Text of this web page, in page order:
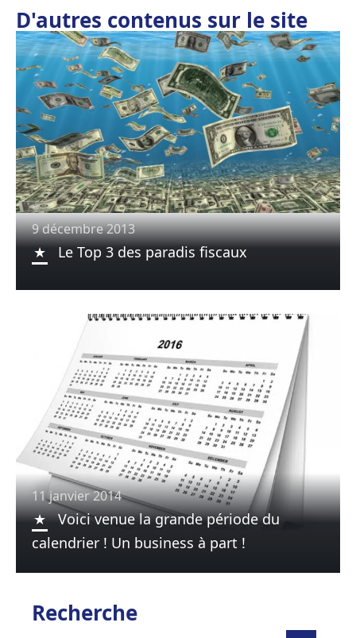
D'autres contenus sur le site
9 décembre 2013
Le Top 3 des paradis fiscaux
11 janvier 2014
Voici venue la grande période du
calendrier ! Un business à part !
Recherche